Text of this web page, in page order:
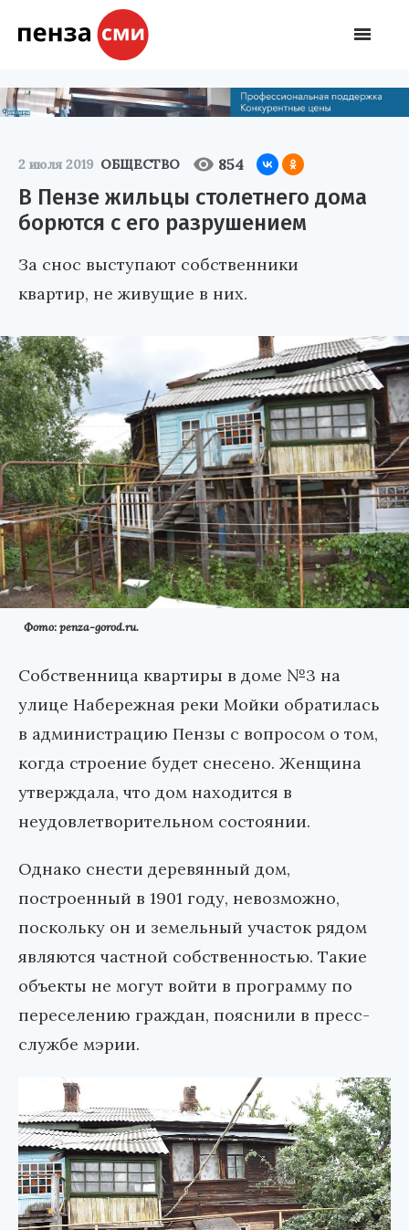
2 июля 2019 ОБЩЕСТВО 854
В Пензе жильцы столетнего дома
борются с его разрушением
За снос выступают собственники
квартир, не живущие в них.
Фото: penza-gorod.ru.
Собственница квартиры в доме №3 на
улице Набережная реки Мойки обратилась
в администрацию Пензы с вопросом о том,
когда строение будет снесено. Женщина
утверждала, что дом находится в
неудовлетворительном состоянии.
Однако снести деревянный дом,
построенный в 1901 году, невозможно,
поскольку он и земельный участок рядом
являются частной собственностью. Такие
объекты не могут войти в программу по
переселению граждан, пояснили в пресс-
службе мэрии.